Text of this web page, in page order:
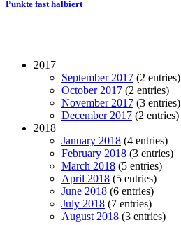
Punkte fast halbiert
2017
September 2017 (2 entries)
October 2017 (2 entries)
November 2017 (3 entries)
December 2017 (2 entries)
2018
January 2018 (4 entries)
February 2018 (3 entries)
March 2018 (5 entries)
April 2018 (5 entries)
June 2018 (6 entries)
July 2018 (7 entries)
August 2018 (3 entries)